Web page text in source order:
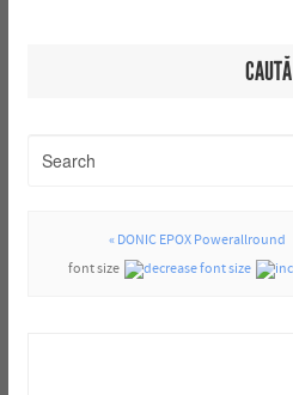
CAUTĂ
« DONIC EPOX Powerallround
font size